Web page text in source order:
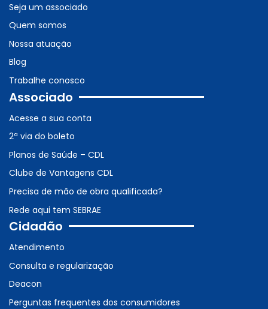
Seja um associado
Quem somos
Nossa atuação
Blog
Trabalhe conosco
Associado
Acesse a sua conta
2ª via do boleto
Planos de Saúde – CDL
Clube de Vantagens CDL
Precisa de mão de obra qualificada?
Rede aqui tem SEBRAE
Cidadão
Atendimento
Consulta e regularização
Deacon
Perguntas frequentes dos consumidores